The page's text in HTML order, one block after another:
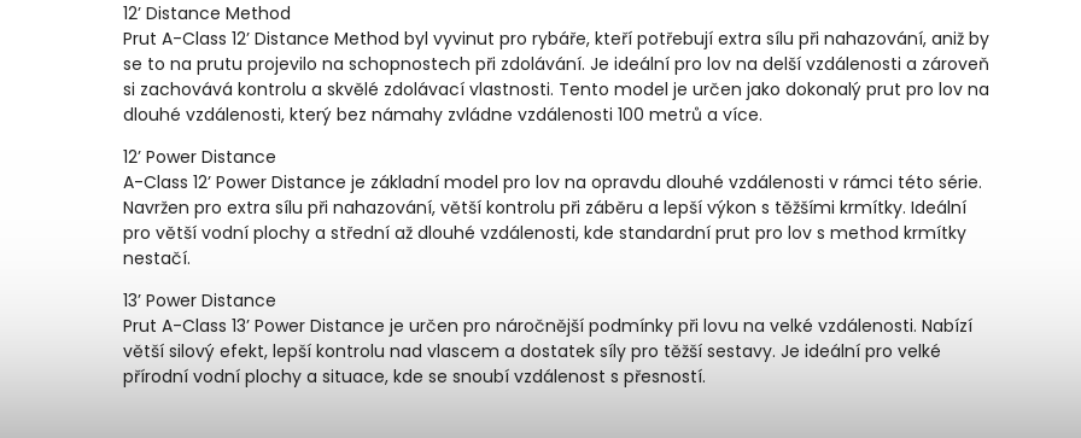
12’ Distance Method
Prut A-Class 12’ Distance Method byl vyvinut pro rybáře, kteří potřebují extra sílu při nahazování, aniž by
se to na prutu projevilo na schopnostech při zdolávání. Je ideální pro lov na delší vzdálenosti a zároveň
si zachovává kontrolu a skvělé zdolávací vlastnosti. Tento model je určen jako dokonalý prut pro lov na
dlouhé vzdálenosti, který bez námahy zvládne vzdálenosti 100 metrů a více.
12’ Power Distance
A-Class 12’ Power Distance je základní model pro lov na opravdu dlouhé vzdálenosti v rámci této série.
Navržen pro extra sílu při nahazování, větší kontrolu při záběru a lepší výkon s těžšími krmítky. Ideální
pro větší vodní plochy a střední až dlouhé vzdálenosti, kde standardní prut pro lov s method krmítky
nestačí.
13’ Power Distance
Prut A-Class 13’ Power Distance je určen pro náročnější podmínky při lovu na velké vzdálenosti. Nabízí
větší silový efekt, lepší kontrolu nad vlascem a dostatek síly pro těžší sestavy. Je ideální pro velké
přírodní vodní plochy a situace, kde se snoubí vzdálenost s přesností.